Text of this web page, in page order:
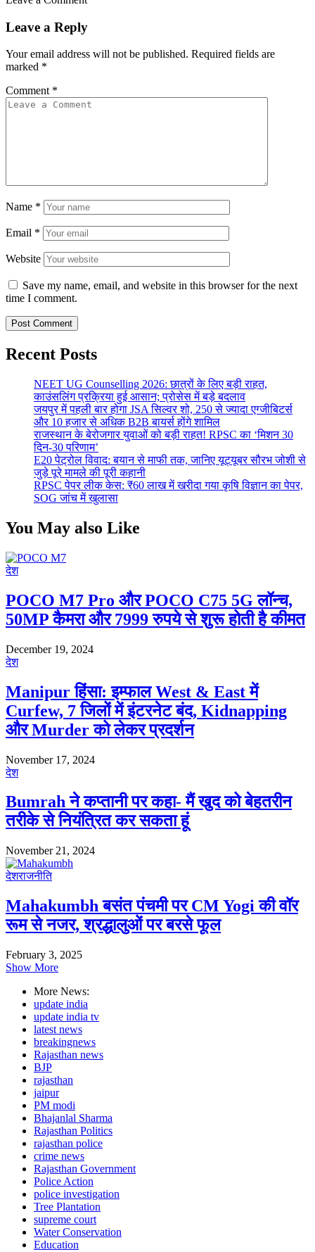
Leave a Reply
Your email address will not be published. Required fields are
marked *
Comment *
Name *
Email *
Website
Save my name, email, and website in this browser for the next
time I comment.
Recent Posts
NEET UG Counselling 2026: छात्रों के लिए बड़ी राहत,
काउंसलिंग प्रक्रिया हुई आसान; प्रोसेस में बड़े बदलाव
जयपुर में पहली बार होगा JSA सिल्वर शो, 250 से ज्यादा एग्जीबिटर्स
और 10 हजार से अधिक B2B बायर्स होंगे शामिल
राजस्थान के बेरोजगार युवाओं को बड़ी राहत! RPSC का ‘मिशन 30
दिन-30 परिणाम’
E20 पेट्रोल विवाद: बयान से माफी तक, जानिए यूट्यूबर सौरभ जोशी से
जुड़े पूरे मामले की पूरी कहानी
RPSC पेपर लीक केस: ₹60 लाख में खरीदा गया कृषि विज्ञान का पेपर,
SOG जांच में खुलासा
You May also Like
देश
POCO M7 Pro और POCO C75 5G लॉन्च,
50MP कैमरा और 7999 रुपये से शुरू होती है कीमत
December 19, 2024
देश
Manipur हिंसा: इम्फाल West & East में
Curfew, 7 जिलों में इंटरनेट बंद, Kidnapping
और Murder को लेकर प्रदर्शन
November 17, 2024
देश
Bumrah ने कप्तानी पर कहा- मैं खुद को बेहतरीन
तरीके से नियंत्रित कर सकता हूं
November 21, 2024
देशराजनीति
Mahakumbh बसंत पंचमी पर CM Yogi की वॉर
रूम से नजर, श्रद्धालुओं पर बरसे फूल
February 3, 2025
Show More
More News:
update india
update india tv
latest news
breakingnews
Rajasthan news
BJP
rajasthan
jaipur
PM modi
Bhajanlal Sharma
Rajasthan Politics
rajasthan police
crime news
Rajasthan Government
Police Action
police investigation
Tree Plantation
supreme court
Water Conservation
Education